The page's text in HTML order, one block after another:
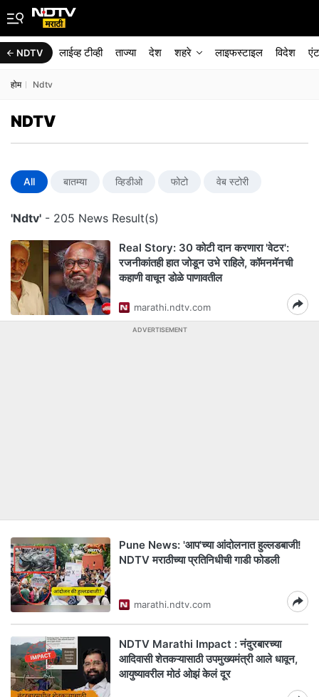
NDTV लाईव्ह टीव्ही ताज्या देश शहरे लाइफस्टाइल विदेश
होम Ndtv
NDTV
All बातम्या व्हिडीओ फोटो वेब स्टोरी
'Ndtv' - 205 News Result(s)
Real Story: 30 कोटी दान करणारा 'वेटर':
रजनीकांतही हात जोडून उभे राहिले, कॉमनमॅनची
कहाणी वाचून डोळे पाणावतील
marathi.ndtv.com
ADVERTISEMENT
Pune News: 'आप'च्या आंदोलनात हुल्लडबाजी!
NDTV मराठीच्या प्रतिनिधीची गाडी फोडली
marathi.ndtv.com
NDTV Marathi Impact : नंदुरबारच्या
आदिवासी शेतकऱ्यासाठी उपमुख्यमंत्री आले धावून,
आयुष्यावरील मोठं ओझं केलं दूर